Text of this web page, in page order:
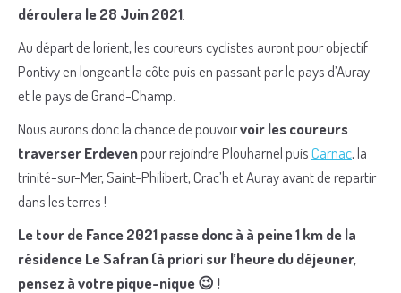
déroulera le 28 Juin 2021
Au départ de lorient, les coureurs cyclistes auront pour objectif
Pontivy en longeant la côte puis en passant par le pays d’Auray
et le pays de Grand-Champ.
Nous aurons donc la chance de pouvoirvoir les coureurs
traverser Erdevenpour rejoindre Plouharnel puisCarnac, la
trinité-sur-Mer, Saint-Philibert, Crac’h et Auray avant de repartir
dans les terres !
Le tour de Fance 2021 passe donc à à peine 1 km de la
résidence Le Safran (à priori sur l’heure du déjeuner,
pensez à votre pique-nique 😉 !